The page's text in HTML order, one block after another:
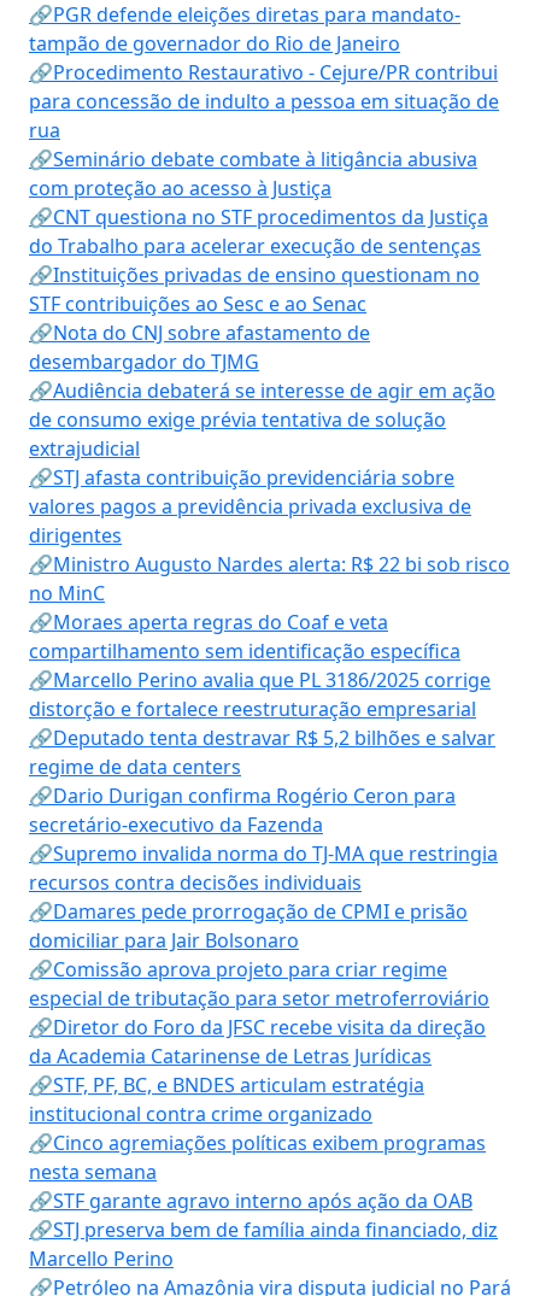
🔗PGR defende eleições diretas para mandato-
tampão de governador do Rio de Janeiro
🔗Procedimento Restaurativo - Cejure/PR contribui
para concessão de indulto a pessoa em situação de
rua
🔗Seminário debate combate à litigância abusiva
com proteção ao acesso à Justiça
🔗CNT questiona no STF procedimentos da Justiça
do Trabalho para acelerar execução de sentenças
🔗Instituições privadas de ensino questionam no
STF contribuições ao Sesc e ao Senac
🔗Nota do CNJ sobre afastamento de
desembargador do TJMG
🔗Audiência debaterá se interesse de agir em ação
de consumo exige prévia tentativa de solução
extrajudicial
🔗STJ afasta contribuição previdenciária sobre
valores pagos a previdência privada exclusiva de
dirigentes
🔗Ministro Augusto Nardes alerta: R$ 22 bi sob risco
no MinC
🔗Moraes aperta regras do Coaf e veta
compartilhamento sem identificação específica
🔗Marcello Perino avalia que PL 3186/2025 corrige
distorção e fortalece reestruturação empresarial
🔗Deputado tenta destravar R$ 5,2 bilhões e salvar
regime de data centers
🔗Dario Durigan confirma Rogério Ceron para
secretário-executivo da Fazenda
🔗Supremo invalida norma do TJ-MA que restringia
recursos contra decisões individuais
🔗Damares pede prorrogação de CPMI e prisão
domiciliar para Jair Bolsonaro
🔗Comissão aprova projeto para criar regime
especial de tributação para setor metroferroviário
🔗Diretor do Foro da JFSC recebe visita da direção
da Academia Catarinense de Letras Jurídicas
🔗STF, PF, BC, e BNDES articulam estratégia
institucional contra crime organizado
🔗Cinco agremiações políticas exibem programas
nesta semana
🔗STF garante agravo interno após ação da OAB
🔗STJ preserva bem de família ainda financiado, diz
Marcello Perino
🔗Petróleo na Amazônia vira disputa judicial no Pará